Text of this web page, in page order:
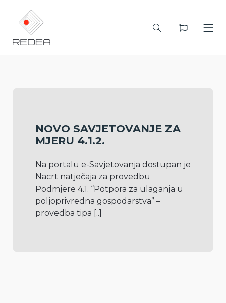
NOVO SAVJETOVANJE ZA
MJERU 4.1.2.
Na portalu e-Savjetovanja dostupan je
Nacrt natječaja za provedbu
Podmjere 4.1. “Potpora za ulaganja u
poljoprivredna gospodarstva” –
provedba tipa [..]